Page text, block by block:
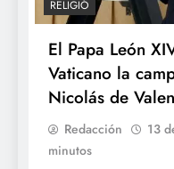
RELIGIÓ
El Papa León
Vaticano la
Nicolás de
Redacción 13
minutos